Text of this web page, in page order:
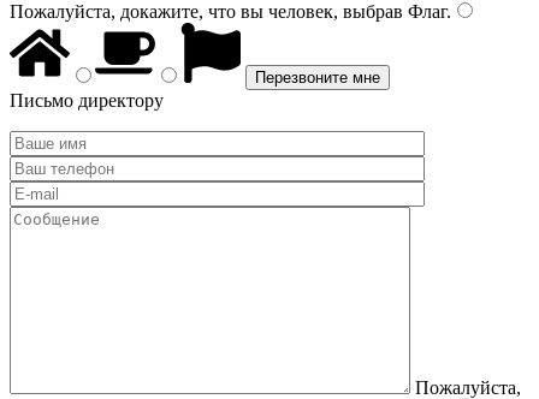
Пожалуйста, докажите, что вы человек, выбрав Флаг.
Письмо директору
Пожалуйста,